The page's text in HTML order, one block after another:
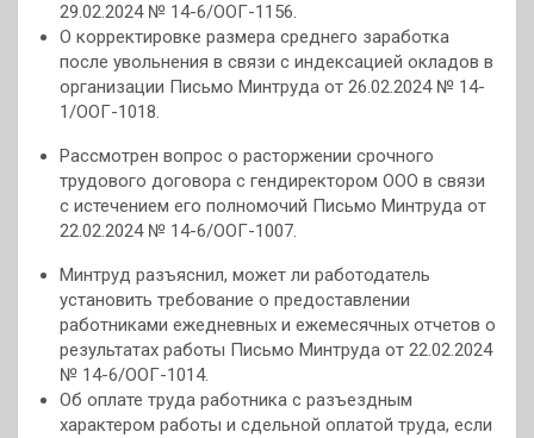
29.02.2024 № 14-6/ООГ-1156.
О корректировке размера среднего заработка
после увольнения в связи с индексацией окладов в
организации Письмо Минтруда от 26.02.2024 № 14-
1/ООГ-1018.
Рассмотрен вопрос о расторжении срочного
трудового договора с гендиректором ООО в связи
с истечением его полномочий Письмо Минтруда от
22.02.2024 № 14-6/ООГ-1007.
Минтруд разъяснил, может ли работодатель
установить требование о предоставлении
работниками ежедневных и ежемесячных отчетов о
результатах работы Письмо Минтруда от 22.02.2024
№ 14-6/ООГ-1014.
Об оплате труда работника с разъездным
характером работы и сдельной оплатой труда, если